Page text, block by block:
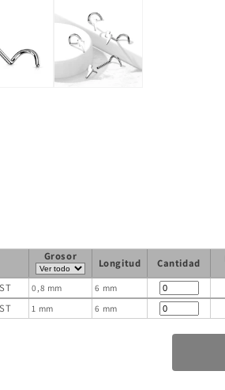
Grosor
Longitud Cantidad
0,8 mm 6 mm
1 mm 6 mm